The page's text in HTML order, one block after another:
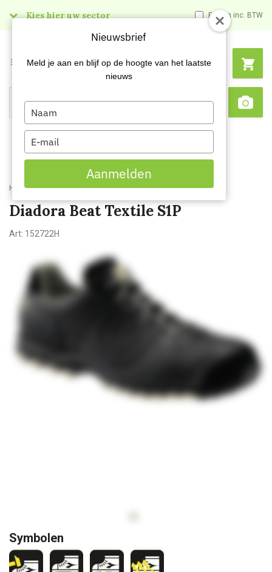
Kies hier uw sector Prijzen inc. BTW
Search
Menu
Home Diadora Beat Textile S1P
Diadora Beat Textile S1P
Art: 152722H
Symbolen
Nieuwsbrief
Meld je aan en blijf op de hoogte van het laatste
nieuws
Type
your
name
Type
your
email
Aanmelden